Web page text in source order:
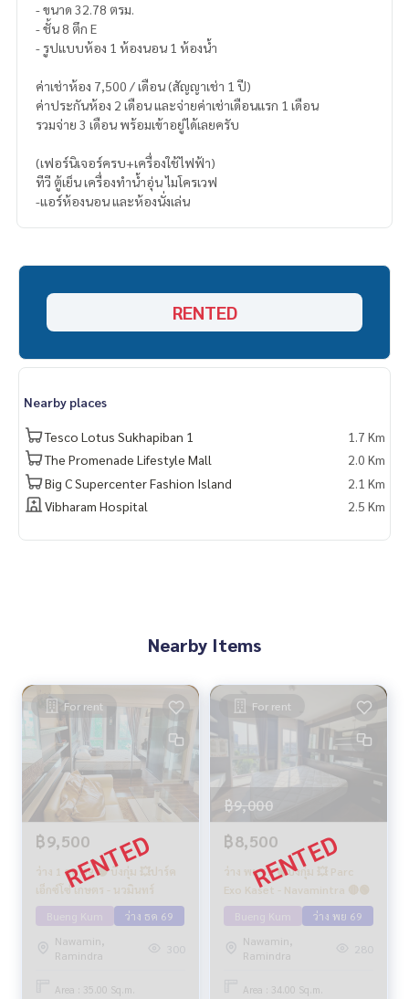
- ขนาด 32.78 ตรม.
- ชั้น 8 ตึก E
- รูปแบบห้อง 1 ห้องนอน 1 ห้องน้ำ
ค่าเช่าห้อง 7,500 / เดือน (สัญญาเช่า 1 ปี)
ค่าประกันห้อง 2 เดือน และจ่ายค่าเช่าเดือนแรก 1 เดือน
รวมจ่าย 3 เดือน พร้อมเข้าอยู่ได้เลยครับ
(เฟอร์นิเจอร์ครบ+เครื่องใช้ไฟฟ้า)
ทีวี ตู้เย็น เครื่องทำน้ำอุ่น ไมโครเวฟ
-แอร์ห้องนอน และห้องนั่งเล่น
RENTED
Nearby places
Tesco Lotus Sukhapiban 1
1.7 Km
The Promenade Lifestyle Mall
2.0 Km
Big C Supercenter Fashion Island
2.1 Km
Vibharam Hospital
2.5 Km
Nearby Items
For rent
฿9,500
ว่าง 1 ธค 69 🟡 บึงกุ่ม 💥ปาร์ค
เอ็กซ์โซ่ เกษตร - นวมินทร์
Bueng Kum
ว่าง ธค 69
Nawamin,
Ramindra
300
Area : 35.00 Sq.m.
For rent
฿9,000
฿8,500
ว่าง พย 69 🟡บึงกุ่ม 💥 Parc
Exo Kaset - Navamintra 🔴🟢
Bueng Kum
ว่าง พย 69
Nawamin,
Ramindra
280
Area : 34.00 Sq.m.